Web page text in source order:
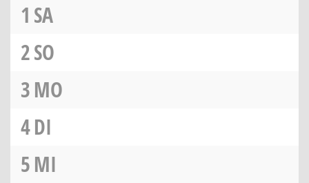
1 SA
2SO
3MO
4DI
5MI